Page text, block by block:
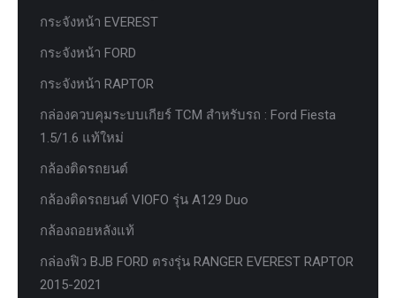
กระจังหน้า EVEREST
กระจังหน้า FORD
กระจังหน้า RAPTOR
กล่องควบคุมระบบเกียร์ TCM สำหรับรถ : Ford Fiesta
1.5/1.6 แท้ใหม่
กล้องติดรถยนต์
กล้องติดรถยนต์ VIOFO รุ่น A129 Duo
กล้องถอยหลังแท้
กล่องฟิว BJB FORD ตรงรุ่น RANGER EVEREST RAPTOR
2015-2021